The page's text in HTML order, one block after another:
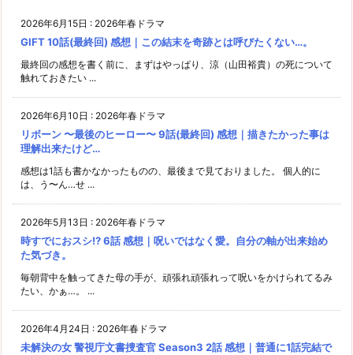
2026年6月15日 : 2026年春ドラマ
GIFT 10話(最終回) 感想｜この結末を奇跡とは呼びたくない…。
最終回の感想を書く前に、まずはやっぱり、涼（山田裕貴）の死について
触れておきたい ...
2026年6月10日 : 2026年春ドラマ
リボーン 〜最後のヒーロー〜 9話(最終回) 感想｜描きたかった事は
理解出来たけど…
感想は1話も書かなかったものの、最後まで見ておりました。 個人的に
は、う〜ん…せ ...
2026年5月13日 : 2026年春ドラマ
時すでにおスシ!? 6話 感想｜呪いではなく愛。自分の軸が出来始め
た気づき。
毎朝背中を触ってきた母の手が、頑張れ頑張れって呪いをかけられてるみ
たい、かぁ…。 ...
2026年4月24日 : 2026年春ドラマ
未解決の女 警視庁文書捜査官 Season3 2話 感想｜普通に1話完結で